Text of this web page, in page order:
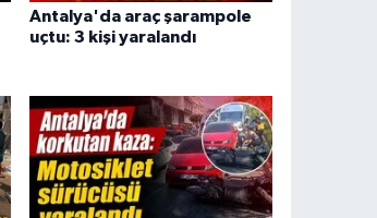
Antalya'da araç şarampole
uçtu: 3 kişi yaralandı